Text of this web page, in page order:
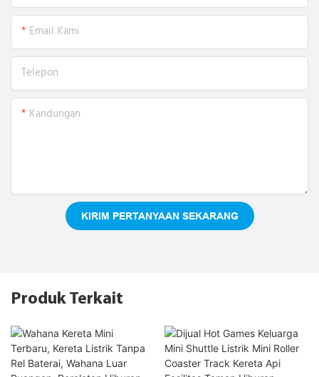
Email Kami
Telepon
Kandungan
KIRIM PERTANYAAN SEKARANG
Produk Terkait